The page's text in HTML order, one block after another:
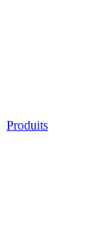
Produits